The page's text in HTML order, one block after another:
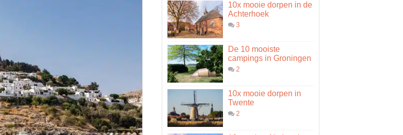
10x mooie dorpen in de
Achterhoek
3
De 10 mooiste
campings in Groningen
2
10x mooie dorpen in
Twente
2